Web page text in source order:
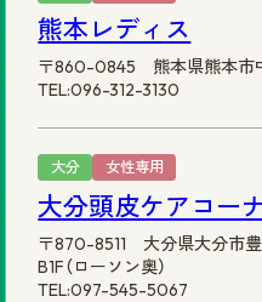
熊本レディス
〒860-0845 熊本県熊本市
TEL:096-312-3130
大分 女性専用
大分頭皮ケアコー
〒870-8511 大分県大分市
B1F（ローソン奥）
TEL:097-545-5067